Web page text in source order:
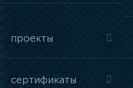
проекты
сертификаты